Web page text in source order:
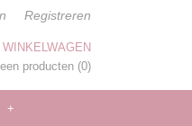
Registreren
WINKELWAGEN
producten (0)
+